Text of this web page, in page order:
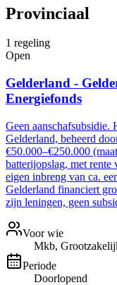
Provinciaal
1 regeling
Open
Gelderland -
Energiefonds
Geen
Gelderland, beheerd
€50.000–€250.000
batterijopslag, met
eigen inbreng van ca.
Gelderland financiert
zijn leningen, geen
Voor wie
Mkb,
Periode
Doorlopend